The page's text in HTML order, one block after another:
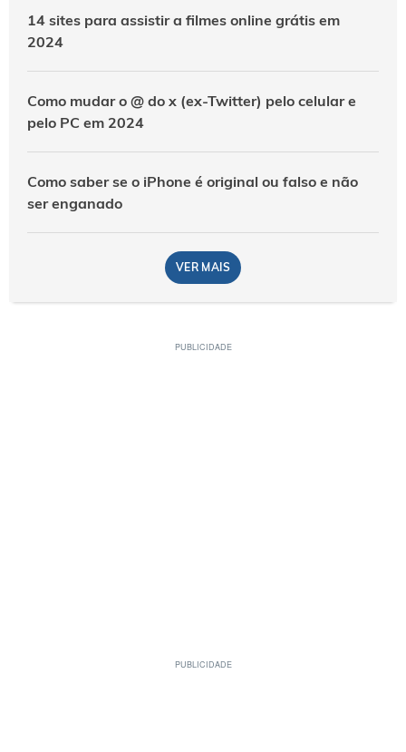
14 sites para assistir a filmes online grátis em
2024
Como mudar o @ do x (ex-Twitter) pelo celular e
pelo PC em 2024
Como saber se o iPhone é original ou falso e não
ser enganado
VER MAIS